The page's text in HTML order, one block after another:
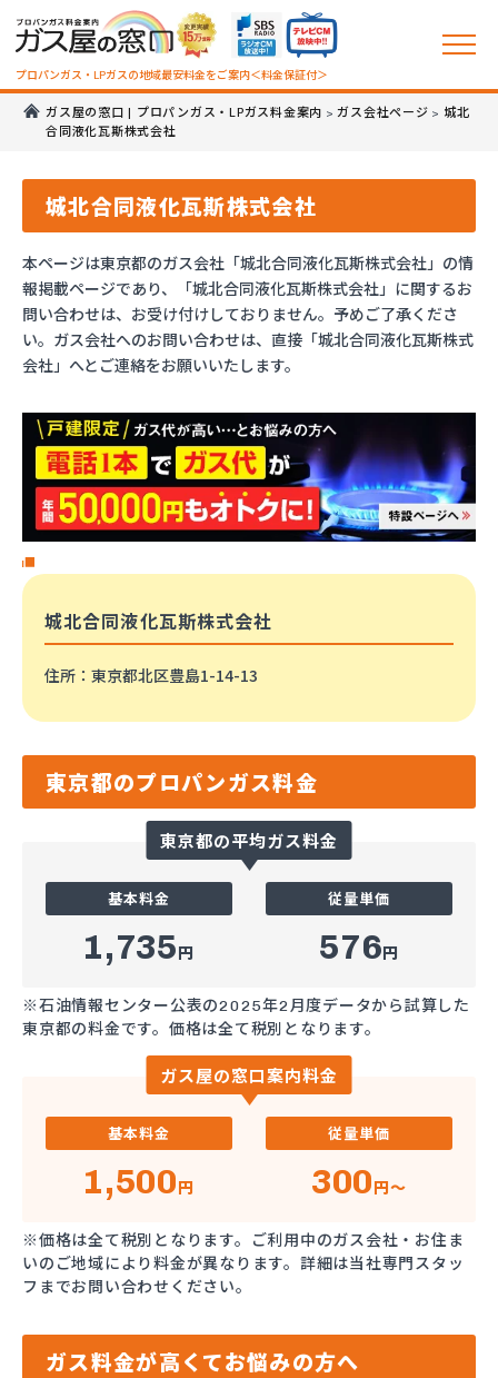
プロパンガス・LPガスの地域最安料金をご案内＜料金保証付＞
ガス屋の窓口 | プロパンガス・LPガス料金案内 >ガス会社ページ > 城北
合同液化瓦斯株式会社
城北合同液化瓦斯株式会社
本ページは東京都のガス会社「城北合同液化瓦斯株式会社」の情
報掲載ページであり、「城北合同液化瓦斯株式会社」に関するお
問い合わせは、お受け付けしておりません。予めご了承くださ
い。ガス会社へのお問い合わせは、直接「城北合同液化瓦斯株式
会社」へとご連絡をお願いいたします。
城北合同液化瓦斯株式会社
住所 ：東京都北区豊島1-14-13
東京都のプロパンガス料金
東京都の平均ガス料金
基本料金
1,735円
従量単価
576円
※石油情報センター公表の2025年2月度データから試算した
東京都の料金です。価格は全て税別となります。
ガス屋の窓口案内料金
基本料金
1,500円
従量単価
300円～
※価格は全て税別となります。ご利用中のガス会社・お住ま
いのご地域により料金が異なります。詳細は当社専門スタッ
フまでお問い合わせください。
ガス料金が高くてお悩みの方へ